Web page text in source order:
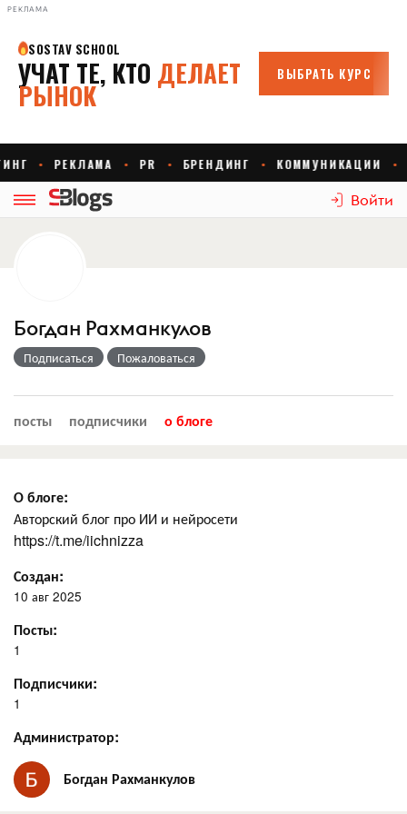
РЕКЛАМА
Войти
Богдан Рахманкулов
Подписаться Пожаловаться
посты подписчики о блоге
О блоге:
Авторский блог про ИИ и нейросети
https://t.me/iichnizza
Создан:
10 авг 2025
Посты:
1
Подписчики:
1
Администратор:
Богдан Рахманкулов